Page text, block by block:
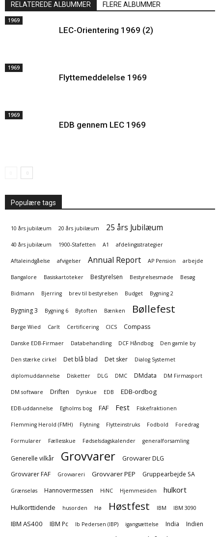
RELATEREDE ALBUMMER FLERE ALBUMMER
1969
LEC-Orientering 1969 (2)
1969
Flyttemeddelelse 1969
1969
EDB gennem LEC 1969
Populære tags
10 års jubilæum 20 års jubilæum 25 års Jubilæum
40 års jubilæum 1900-Stafetten A1 afdelingsstrategier
Aftaleindgåelse afvigelser Annual Report AP Pension arbejde
Bangalore Basiskartoteker Bestyrelsen Bestyrelsesmøde Besøg
Bidmann Bjerring brev til bestyrelsen Budget Bygning 2
Bygning 3 Bygning 6 Bytoften Bænken Bøllefest
Børge Wied Carlt Certificering CICS Compass
Danske EDB-Firmaer Databehandling DCF Håndbog Den gamle by
Den stærke cirkel Det blå blad Det sker Dialog Systemet
diplomuddannelse Disketter DLG DMC DMdata DM Firmasport
DM software Driften Dyrskue EDB EDB-ordbog
EDB-uddannelse Egholms bog FAF Fest Fiskefraktionen
Flemming Herold (FMH) Flytning Flytteinstruks Fodbold Foredrag
Formularer Fællesskue Fødselsdagskalender generalforsamling
Generelle vilkår Grovvarer
Grovvarer DLG
Grovvarer FAF
Grovvareri Grovvarer PEP Gruppearbejde SA
Grænseløs Hannovermessen HiNC Hjemmesiden hulkort
Hulkorttidende husorden Hø Høstfest IBM IBM 3090
IBM AS400 IBM Pc Ib Pedersen (IBP) igangsættelse India
Indien